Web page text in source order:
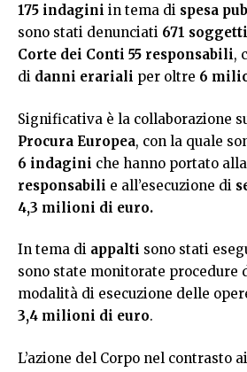
175 indagini in tema di spesa
sono stati denunciati 671 soggetti
Corte dei Conti 55 responsabili,
di danni erariali per oltre 6
Significativa è la collaborazione
Procura Europea, con la quale
6 indagini che hanno portato alla
responsabili e all’esecuzione di
4,3 milioni di euro.
In tema di appalti sono stati
sono state monitorate procedure
modalità di esecuzione delle
3,4 milioni di euro.
L’azione del Corpo nel contrasto ai